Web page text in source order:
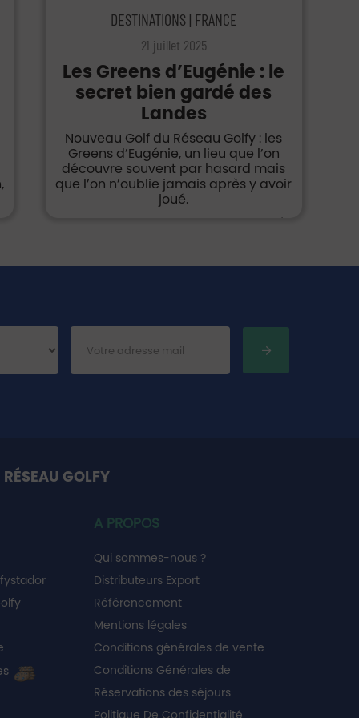
DESTINATIONS | FRANCE
21 juillet 2025
Les Greens d’Eugénie : le
secret bien gardé des
Landes
Nouveau Golf du Réseau Golfy : les
Greens d’Eugénie, un lieu que l’on
découvre souvent par hasard mais
que l’on n’oublie jamais après y avoir
joué.
GOLFY
A PROPOS
Qui sommes-nous ?
Distributeurs Export
Référencement
Mentions légales
Conditions générales de vente
Conditions Générales de
Réservations des séjours
Politique De Confidentialité